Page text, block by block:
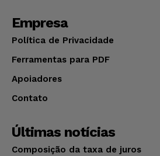
Empresa
Política de Privacidade
Ferramentas para PDF
Apoiadores
Contato
Últimas notícias
Composição da taxa de juros